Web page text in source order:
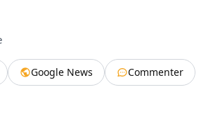
Google News
Commenter